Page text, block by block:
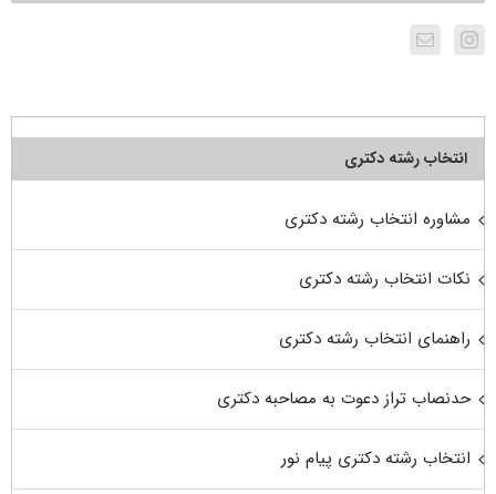
انتخاب رشته دکتری
مشاوره انتخاب رشته دکتری
نکات انتخاب رشته دکتری
راهنمای انتخاب رشته دکتری
حدنصاب تراز دعوت به مصاحبه دکتری
انتخاب رشته دکتری پیام نور